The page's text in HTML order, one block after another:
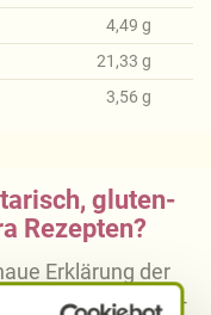
4,49 g
21,33 g
3,56 g
gluten-
Rezepten?
Erklärung der
gluten-